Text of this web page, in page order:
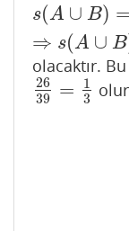
s(A ∪ B) =
⇒ s(A ∪ B
s(A∪ B) =s(A )+s
olacaktır.
26
39
=
1
3
2639= 13